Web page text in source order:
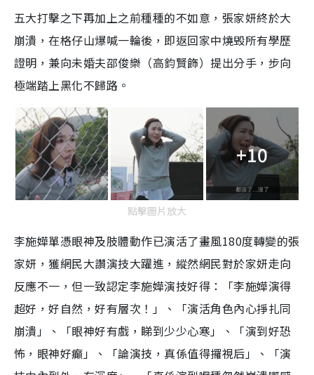
五大打擊之下再加上之前種種的不如意，張家妍終於大
崩潰，在格仔山爆喊一輪後，即返回家中燒毁所有學歷
證明，兼向未婚夫邵俊樂（高鈞賢飾）提出分手，步向
極端踏上黑化不歸路。
+10
點擊圖片放大
李施嬅單憑眼神及肢體動作已演活了畫風180度轉變的張
家妍，獲網民大讚演技大躍進，縱然網民對於家妍走向
反應不一，但一致認定李施嬅演技好得：「李施嬅演得
超好，好自然，好有層次！」、「演活角色內心掙扎同
崩潰」、「眼神好有戲，睇到少少心寒」、「演到好恐
怖，眼神好癲」、「論演技，真係值得攞視后」、「演